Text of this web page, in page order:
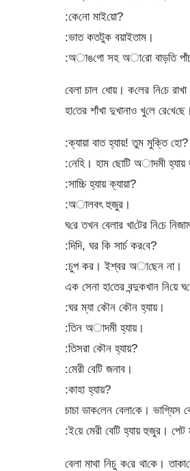
:‌কে‌নো মাই‌য়ো?
:ভাত কতটুক বয়াইতাম।
:অাঙ‌গো সহ অা‌রো বাড়‌তি পাঁচ
‌বেলা চাল ধোয়। ক‌লের নি‌চে
হা‌তের শাঁখা দুখানাও খু‌লে
:ক্যায়া বাত হ্যায়! তুম মুক্তি হো?
:‌নে‌হি। হাম ছো‌টি অাদমী হ্যায়
:সাচ্চি হ্যায় ক্যায়া?
:অালবৎ হুজুর।
ঘ‌রে তখন বেলার খা‌টের নি‌চে
:‌দি‌দি, ঘর কি সার্চ কর‌বে?
:চুপ কর। ইশ্বর অা‌ছেন না।
এক সেনা হা‌তের বন্দুকখান নি‌য়ে
:ঘর ম্যা কৌন কৌন হ্যায়।
:‌তিন অাদমী হ্যায়।
:‌তিসরা কৌন হ্যায়?
:‌মেরী বে‌টি জনাব।
:কাহা হ্যায়?
চাচা ডাক‌লেন বেলা‌কে। ভা‌গ্যিস
:ই‌য়ে মেরী বে‌টি হ্যায় হুজুর। পেট
‌বেলা মাথা নিচু ক‌রে থা‌কে।